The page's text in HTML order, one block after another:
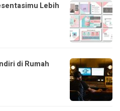
Lebih
di Rumah